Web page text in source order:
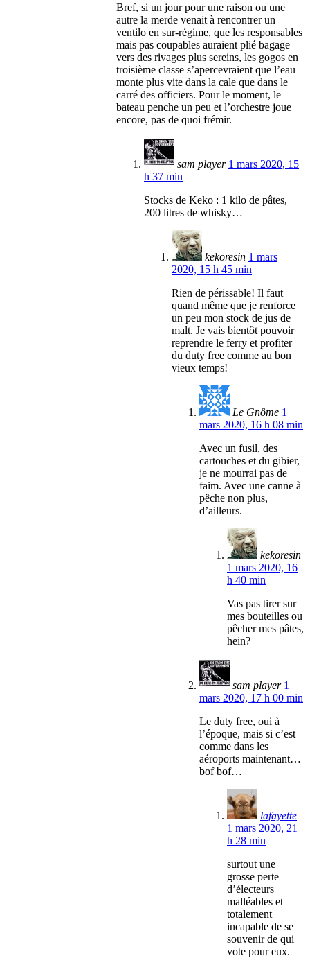
Bref, si un jour pour une raison ou une
autre la merde venait à rencontrer un
ventilo en sur-régime, que les responsables
mais pas coupables auraient plié bagage
vers des rivages plus sereins, les gogos en
troisième classe s’apercevraient que l’eau
monte plus vite dans la cale que dans le
carré des officiers. Pour le moment, le
bateau penche un peu et l’orchestre joue
encore, pas de quoi frémir.
sam player 1 mars 2020, 15
h 37 min
Stocks de Keko : 1 kilo de pâtes,
200 litres de whisky…
kekoresin 1 mars
2020, 15 h 45 min
Rien de périssable! Il faut
quand même que je renforce
un peu mon stock de jus de
malt. Je vais bientôt pouvoir
reprendre le ferry et profiter
du duty free comme au bon
vieux temps!
Le Gnôme 1
mars 2020, 16 h 08 min
Avec un fusil, des
cartouches et du gibier,
je ne mourrai pas de
faim. Avec une canne à
pêche non plus,
d’ailleurs.
kekoresin
1 mars 2020, 16
h 40 min
Vas pas tirer sur
mes bouteilles ou
pêcher mes pâtes,
hein?
sam player 1
mars 2020, 17 h 00 min
Le duty free, oui à
l’époque, mais si c’est
comme dans les
aéroports maintenant…
bof bof…
lafayette
1 mars 2020, 21
h 28 min
surtout une
grosse perte
d’électeurs
malléables et
totalement
incapable de se
souvenir de qui
vote pour eux.